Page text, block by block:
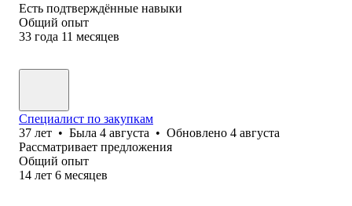
Есть подтверждённые навыки
Общий опыт
33 года 11 месяцев
Специалист по закупкам
37 лет • Была 4 августа • Обновлено 4 августа
Рассматривает предложения
Общий опыт
14 лет 6 месяцев